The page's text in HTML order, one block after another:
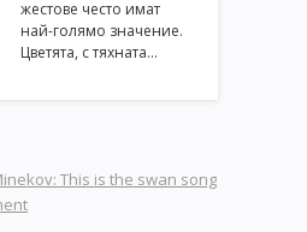
жестове често имат
най-голямо значение.
Цветята, с тяхната…
This is the swan song